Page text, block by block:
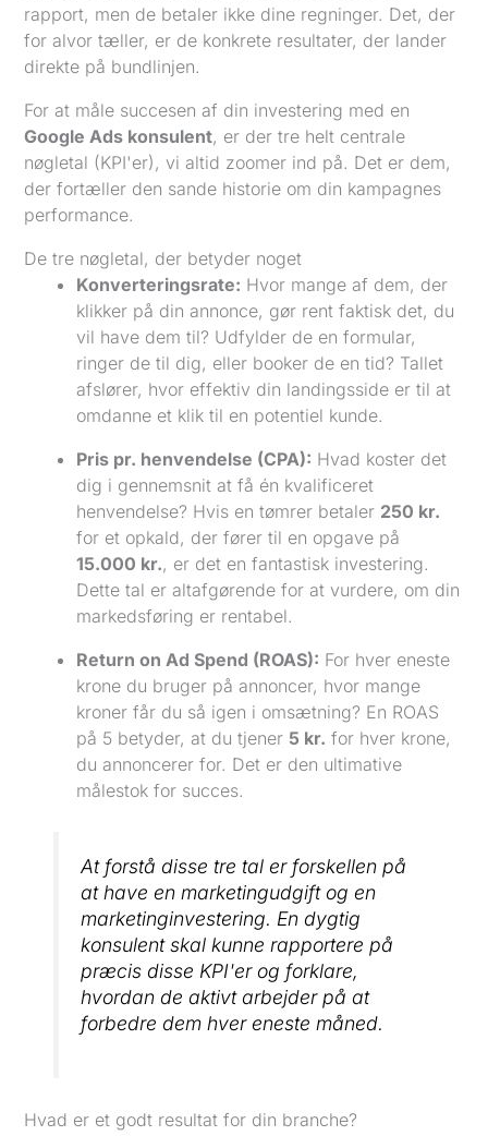
rapport, men de betaler ikke dine regninger. Det, der
for alvor tæller, er de konkrete resultater, der lander
direkte på bundlinjen.
For at måle succesen af din investering med en
Google Ads konsulent, er der tre helt centrale
nøgletal (KPI'er), vi altid zoomer ind på. Det er dem,
der fortæller den sande historie om din kampagnes
performance.
De tre nøgletal, der betyder noget
Konverteringsrate: Hvor mange af dem, der
klikker på din annonce, gør rent faktisk det, du
vil have dem til? Udfylder de en formular,
ringer de til dig, eller booker de en tid? Tallet
afslører, hvor effektiv din landingsside er til at
omdanne et klik til en potentiel kunde.
Pris pr. henvendelse (CPA): Hvad koster det
dig i gennemsnit at få én kvalificeret
henvendelse? Hvis en tømrer betaler 250 kr.
for et opkald, der fører til en opgave på
15.000 kr., er det en fantastisk investering.
Dette tal er altafgørende for at vurdere, om din
markedsføring er rentabel.
Return on Ad Spend (ROAS): For hver eneste
krone du bruger på annoncer, hvor mange
kroner får du så igen i omsætning? En ROAS
på 5 betyder, at du tjener 5 kr. for hver krone,
du annoncerer for. Det er den ultimative
målestok for succes.
At forstå disse tre tal er forskellen på
at have en marketingudgiftog en
marketinginvestering. En dygtig
konsulent skal kunne rapportere på
præcis disse KPI'er og forklare,
hvordan de aktivt arbejder på at
forbedre dem hver eneste måned.
Hvad er et godt resultat for din branche?